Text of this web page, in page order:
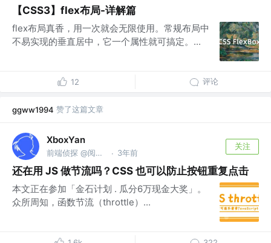
【CSS3】flex布局-详解篇
flex布局真香，用一次就会无限使用。常规布局中
不易实现的垂直居中，它一个属性就可搞定。...
12 评论
ggww1994 赞了这篇文章
XboxYan
前端侦探 @阅文集团 · 3年前
关注
还在用 JS 做节流吗？CSS 也可以防止按钮重复点击
本文正在参加「金石计划 . 瓜分6万现金大奖」。
众所周知，函数节流（throttle）...